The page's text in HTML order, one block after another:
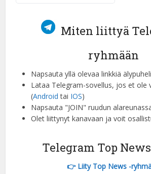
French (France)
English
Spanish
Portuguese (Portugal)
Greek
Chinese
Miten liittyä
ryhmään
Napsauta yllä olevaa linkkiä
Lataa Telegram-sovellus, jos et ole
(Android tai IOS)
Napsauta "JOIN" ruudun
Olet liittynyt kanavaan ja voit
Telegram Top
👉 Liity Top News -